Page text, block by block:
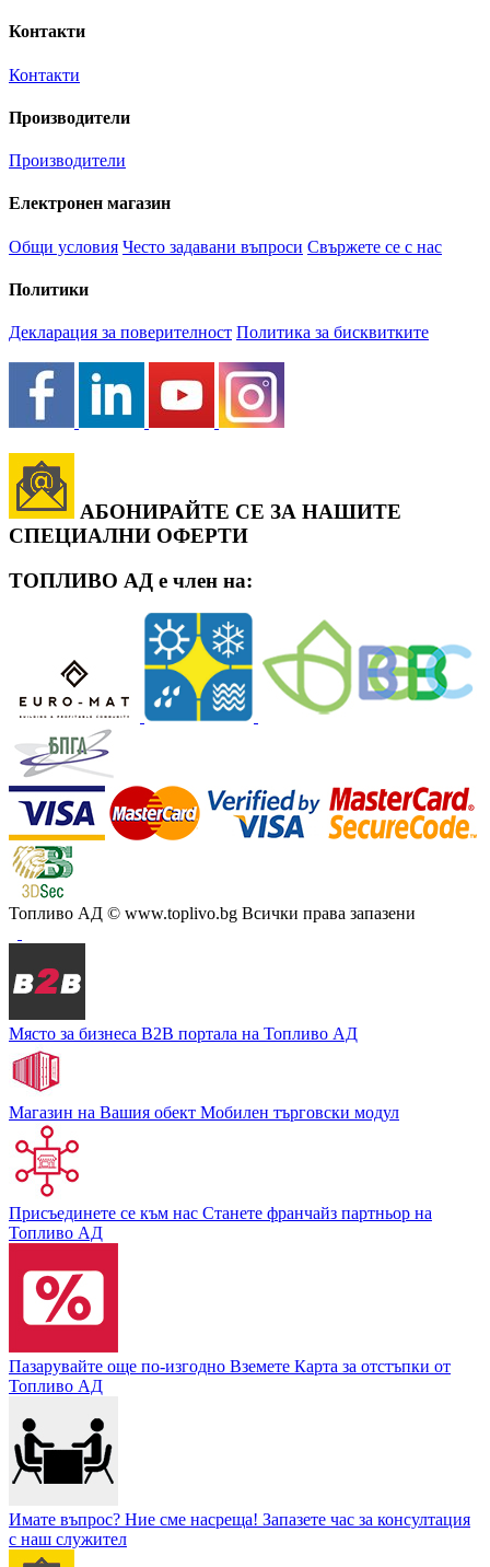
Контакти
Контакти
Производители
Производители
Електронен магазин
Общи условия Често задавани въпроси Свържете се с нас
Политики
Декларация за поверителност Политика за бисквитките
АБОНИРАЙТЕ СЕ ЗА НАШИТЕ
СПЕЦИАЛНИ ОФЕРТИ
ТОПЛИВО АД е член на:
Топливо АД © www.toplivo.bg Всички права запазени
Място за бизнеса В2В портала на Топливо АД
Магазин на Вашия обект Мобилен търговски модул
Присъединете се към нас Станете франчайз партньор на
Топливо АД
Пазарувайте още по-изгодно Вземете Карта за отстъпки от
Топливо АД
Имате въпрос? Ние сме насреща! Запазете час за консултация
с наш служител